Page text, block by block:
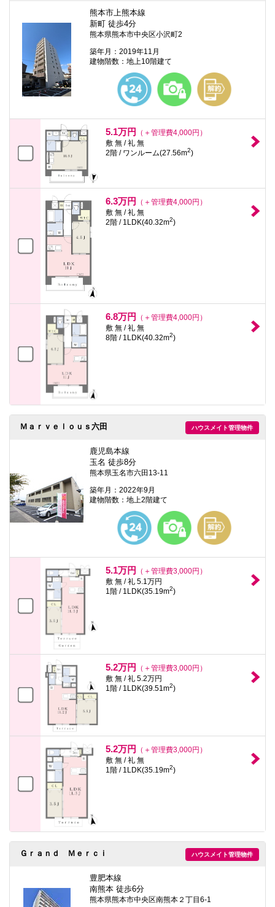
熊本市上熊本線
新町 徒歩4分
熊本県熊本市中央区小沢町2
築年月：2019年11月
建物階数：地上10階建て
5.1万円
（＋管理費4,000円）
敷 無 / 礼 無
2階 / ワンルーム(27.56m2)
6.3万円
（＋管理費4,000円）
敷 無 / 礼 無
2階 / 1LDK(40.32m2)
6.8万円
（＋管理費4,000円）
敷 無 / 礼 無
8階 / 1LDK(40.32m2)
ハウスメイト管理物件
Ｍａｒｖｅｌｏｕｓ六田
鹿児島本線
玉名 徒歩8分
熊本県玉名市六田13-11
築年月：2022年9月
建物階数：地上2階建て
5.1万円
（＋管理費3,000円）
敷 無 / 礼 5.1万円
1階 / 1LDK(35.19m2)
5.2万円
（＋管理費3,000円）
敷 無 / 礼 5.2万円
1階 / 1LDK(39.51m2)
5.2万円
（＋管理費3,000円）
敷 無 / 礼 無
1階 / 1LDK(35.19m2)
ハウスメイト管理物件
Ｇｒａｎｄ Ｍｅｒｃｉ
豊肥本線
南熊本 徒歩6分
熊本県熊本市中央区南熊本２丁目6-1